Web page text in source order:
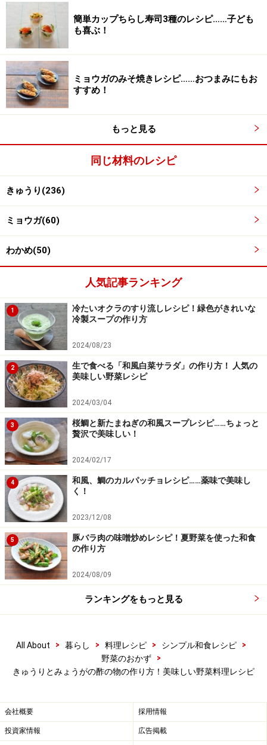
3
きゅうりの塩もみを作る
きゅうりは縦半分に切ってから、斜めに薄切りにしま
す。きゅうり1本に対して塩小さじ1/4（分量外）をまぶ
して5分程度おき、手でしっかりと水気をしぼり出して
おきます。
4
合わせ調味料を混ぜ合わせる
ボウルなどの容器に、酢の物の合わせ調味料を入れて混
ぜ合わせます。
5 すべてをボウルで合わせる
簡単カップちらし寿司3種のレシピ……子ども
も喜ぶ！
ミョウガのみそ焼きレシピ……おつまみにもお
すすめ！
もっと見る
同じ材料のレシピ
きゅうり(236)
ミョウガ(60)
わかめ(50)
人気記事ランキング
1
冷たいオクラのすり流しレシピ！緑色がきれいな
冷製スープの作り方
2024/08/23
2
生で食べる「和風白菜サラダ」の作り方！ 人気の
美味しい野菜レシピ
2024/03/04
3
桜鯛と新たまねぎの和風スープレシピ……ちょっと
贅沢で美味しい！
2024/02/17
4
和風、鯛のカルパッチョレシピ……薬味で美味し
く！
2023/12/08
5
豚バラ肉の味噌炒めレシピ！夏野菜を使った和食
の作り方
2024/08/09
ランキングをもっと見る
All About > 暮らし > 料理レシピ > シンプル和食レシピ
>
野菜のおかず
>
きゅうりとみょうがの酢の物の作り方！美味しい野菜料理レシピ
会社概要 採用情報
投資家情報 広告掲載